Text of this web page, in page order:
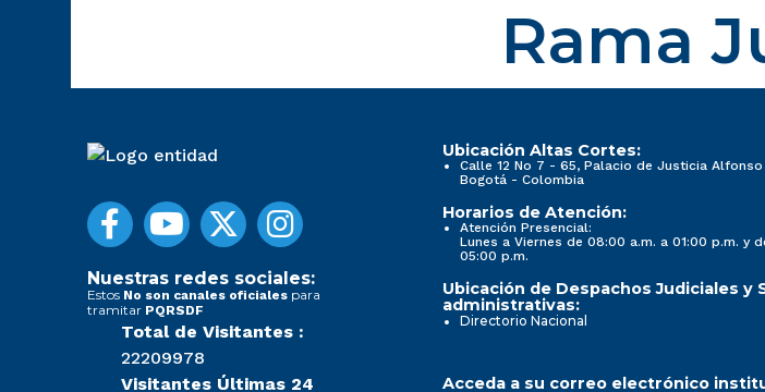
Rama
Nuestras redes sociales:
Estos No son canales oficiales para
tramitar PQRSDF
Total de Visitantes :
22209978
Visitantes Últimas 24
Ubicación Altas Cortes:
Calle 12 No 7 - 65, Palacio de Justicia Alfonso
Bogotá - Colombia
Horarios de Atención:
Atención Presencial:
Lunes a Viernes de 08:00 a.m. a 01:00 p.m. y
05:00 p.m.
Ubicación de Despachos Judiciales y
administrativas:
Directorio Nacional
Acceda a su correo electrónico